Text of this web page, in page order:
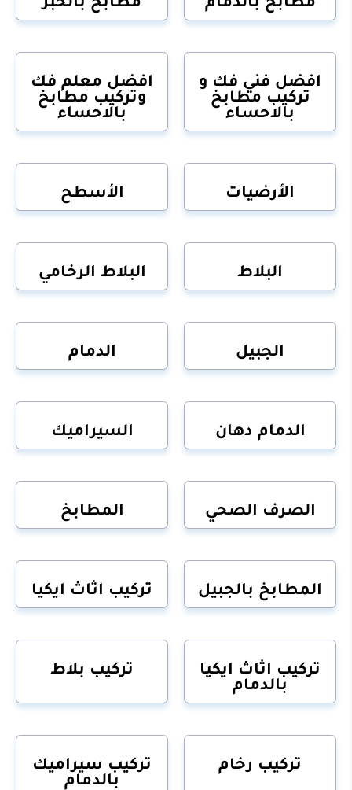
افضل فني فك و
تركيب مطابخ
بالاحساء
افضل معلم فك
وتركيب مطابخ
بالاحساء
الأرضيات الأسطح
البلاط البلاط الرخامي
الجبيل الدمام
الدمام دهان السيراميك
الصرف الصحي المطابخ
المطابخ بالجبيل تركيب اثاث ايكيا
تركيب اثاث ايكيا
بالدمام
تركيب بلاط
تركيب رخام
تركيب سيراميك
بالدمام